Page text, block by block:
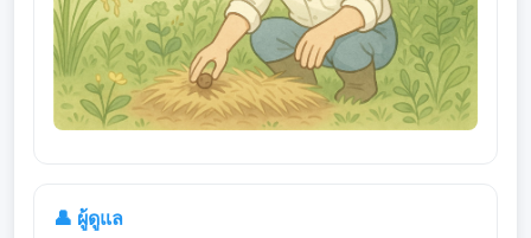
👤 ผู้ดูแล